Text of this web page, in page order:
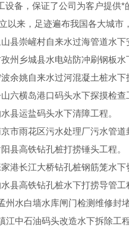
设备，保证了公司为客户提供*
以来，足迹遍布我国各大城市
县崇嵼村自来水过海管道水下
州乡城县水电站防冲刷钢板水
余姚自来水过河混凝土桩水下
六横岛港口码头水下探摸检查
县运盐码头水下清障工程。
市雨花区污水处理厂污水管道
县高铁钻孔桩打捞锤头工程。
港长江大桥钻孔桩钢筋笼水下
县高铁钻孔桩水下打捞导管工
州水白墙水库闸门检测维修封堵
江中石油码头改造水下拆除工程